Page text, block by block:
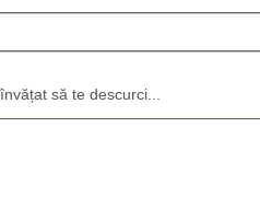
să te descurci...